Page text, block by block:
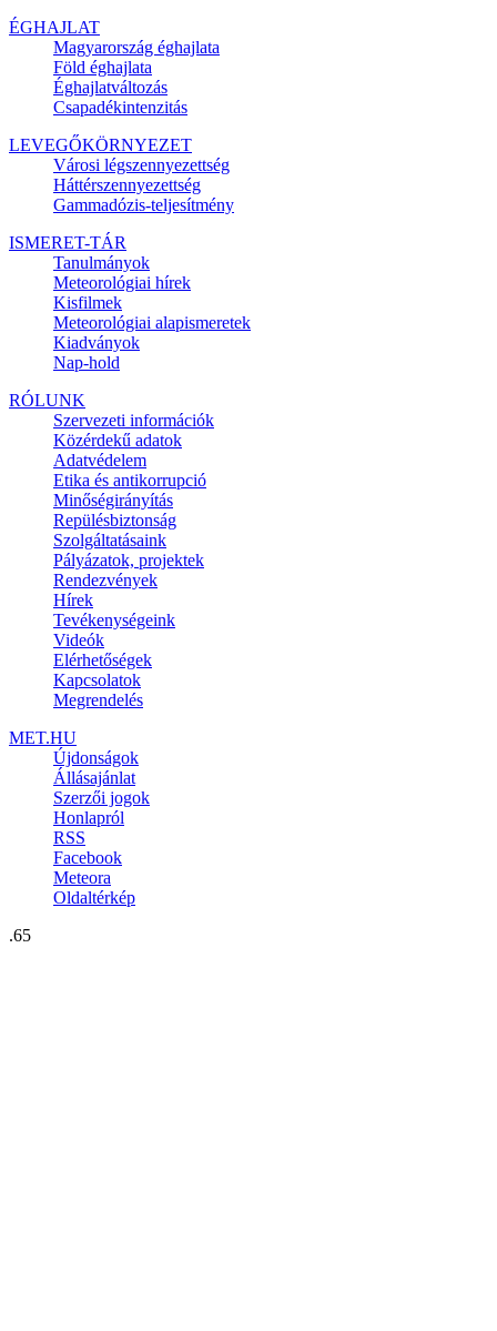
ÉGHAJLAT
Magyarország éghajlata
Föld éghajlata
Éghajlatváltozás
Csapadékintenzitás
LEVEGŐKÖRNYEZET
Városi légszennyezettség
Háttérszennyezettség
Gammadózis-teljesítmény
ISMERET-TÁR
Tanulmányok
Meteorológiai hírek
Kisfilmek
Meteorológiai alapismeretek
Kiadványok
Nap-hold
RÓLUNK
Szervezeti információk
Közérdekű adatok
Adatvédelem
Etika és antikorrupció
Minőségirányítás
Repülésbiztonság
Szolgáltatásaink
Pályázatok, projektek
Rendezvények
Hírek
Tevékenységeink
Videók
Elérhetőségek
Kapcsolatok
Megrendelés
MET.HU
Újdonságok
Állásajánlat
Szerzői jogok
Honlapról
RSS
Facebook
Meteora
Oldaltérkép
.65